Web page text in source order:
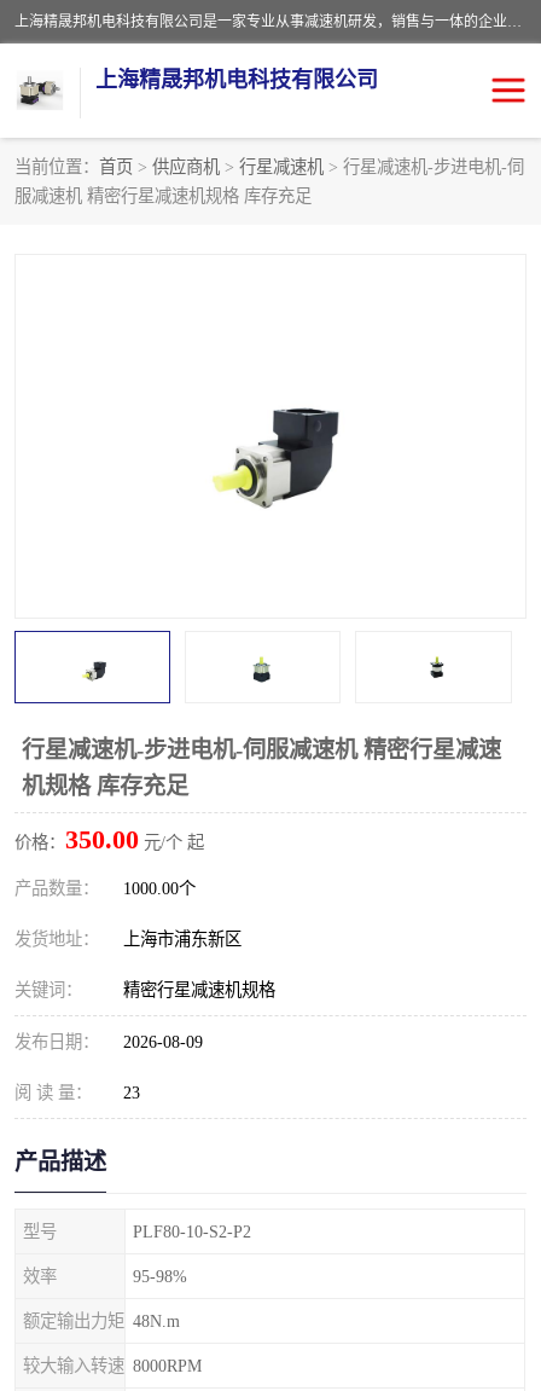
上海精晟邦机电科技有限公司是一家专业从事减速机研发，销售与一体的企业。公司拥有资深技术人员和技术团队服务人才，致力于为广大客户提供专业，细致的产品服务。主营产品有：中型减速电机，微型调速电机，精密行星减速机，蜗轮蜗杆减速机，RFKS四大系列减速机，SKM双曲面齿轮减速机，齿轮减速电机，行星减速机，防爆电机，变频器等系列；产品广泛用于汽车，船舶，能源，环保，包装，物流等领域，欢迎咨询。
上海精晟邦机电科技有限公司
当前位置： 首页 > 供应商机 > 行星减速机 > 行星减速机-步进电机-伺
服减速机 精密行星减速机规格 库存充足
行星减速机-步进电机-伺服减速机 精密行星减速
机规格 库存充足
价格： 350.00 元/个 起
产品数量： 1000.00个
发货地址： 上海市浦东新区
关键词： 精密行星减速机规格
发布日期： 2026-08-09
阅 读 量： 23
产品描述
型号 PLF80-10-S2-P2
效率 95-98%
额定输出力矩 48N.m
较大输入转速 8000RPM
减速电机 NMRV蜗轮蜗杆减速机
晟邦电机